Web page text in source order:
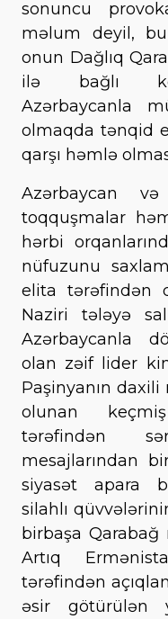
sonuncu
məlum deyil,
onun Dağlıq
ilə bağlı
Azərbaycanla
olmaqda tənqid
qarşı həmlə
Azərbaycan və
toqquşmalar
hərbi
nüfuzunu
elita tərəfindən
Naziri tələyə
Azərbaycanla
olan zəif lider
Paşinyanın
olunan
tərəfindən
mesajlarından
siyasət apara
silahlı
birbaşa
Artıq
tərəfindən
əsir götürülən